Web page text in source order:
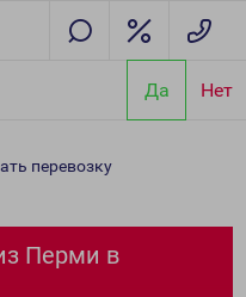
Да Нет
перевозку
Перми в